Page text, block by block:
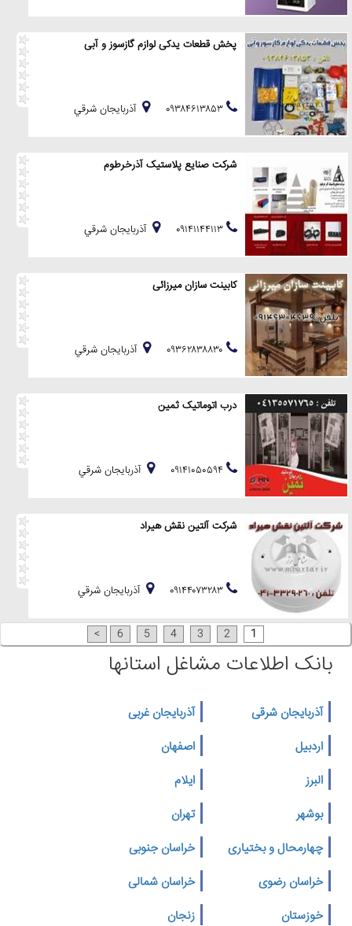
پخش قطعات یدکی لوازم گازسوز و آبی
آذربايجان شرقي
شرکت صنایع پلاستیک آذرخرطوم
آذربايجان شرقي
کابینت سازان میرزائی
آذربايجان شرقي
درب اتوماتیک ثمین
آذربايجان شرقي
شرکت آلتین نقش هیراد
آذربايجان شرقي
1
2
3
4
5
6
>
بانک اطلاعات مشاغل استانها
آذربایجان شرقی
آذربایجان غربی
اردبیل
اصفهان
البرز
ایلام
بوشهر
تهران
چهارمحال و بختیاری
خراسان جنوبی
خراسان رضوی
خراسان شمالی
خوزستان
زنجان